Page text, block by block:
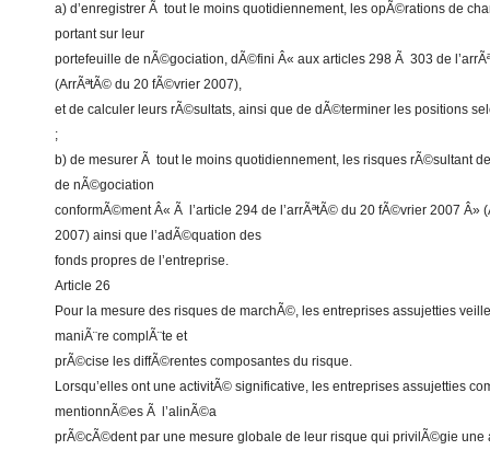
a) d’enregistrer Ã tout le moins quotidiennement, les opÃ©rations de
portant sur leur
portefeuille de nÃ©gociation, dÃ©fini Â« aux articles 298 Ã 303 de
(ArrÃªtÃ© du 20 fÃ©vrier 2007),
et de calculer leurs rÃ©sultats, ainsi que de dÃ©terminer les positions
;
b) de mesurer Ã tout le moins quotidiennement, les risques rÃ©sultant
de nÃ©gociation
conformÃ©ment Â« Ã l’article 294 de l’arrÃªtÃ© du 20 fÃ©vrier 2007 Â»
2007) ainsi que l’adÃ©quation des
fonds propres de l’entreprise.
Article 26
Pour la mesure des risques de marchÃ©, les entreprises assujetties
maniÃ¨re complÃ¨te et
prÃ©cise les diffÃ©rentes composantes du risque.
Lorsqu’elles ont une activitÃ© significative, les entreprises assujetties
mentionnÃ©es Ã l’alinÃ©a
prÃ©cÃ©dent par une mesure globale de leur risque qui privilÃ©gie une